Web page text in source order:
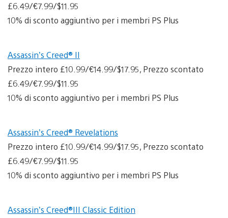
£6.49/€7.99/$11.95
10% di sconto aggiuntivo per i membri PS Plus
Assassin’s Creed® II
Prezzo intero £10.99/€14.99/$17.95, Prezzo scontato
£6.49/€7.99/$11.95
10% di sconto aggiuntivo per i membri PS Plus
Assassin’s Creed® Revelations
Prezzo intero £10.99/€14.99/$17.95, Prezzo scontato
£6.49/€7.99/$11.95
10% di sconto aggiuntivo per i membri PS Plus
Assassin’s Creed®III Classic Edition